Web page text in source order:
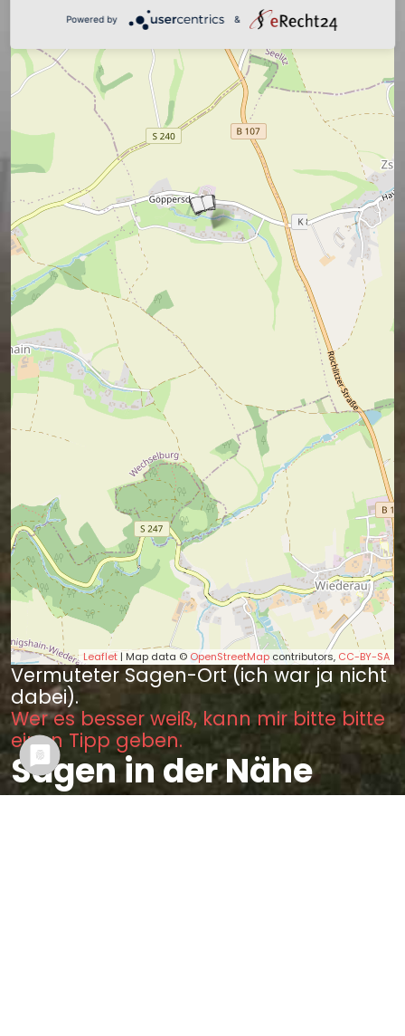
Leaflet | Map data © OpenStreetMap contributors, CC-BY-SA
Vermuteter Sagen-Ort (ich war ja nicht
dabei).
Wer es besser weiß, kann mir bitte bitte
einen Tipp geben.
Sagen in der Nähe
Powered by &